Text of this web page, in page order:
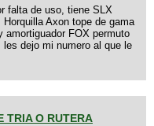
falta de uso, tiene SLX
Axon tope de gama
amortiguador FOX permuto
dejo mi numero al que le
TRIA O RUTERA